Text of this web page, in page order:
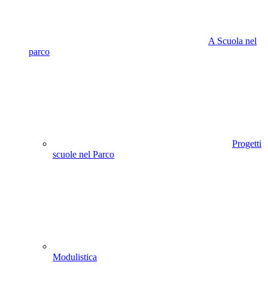
A Scuola nel
parco
Progetti
scuole nel Parco
Modulistica